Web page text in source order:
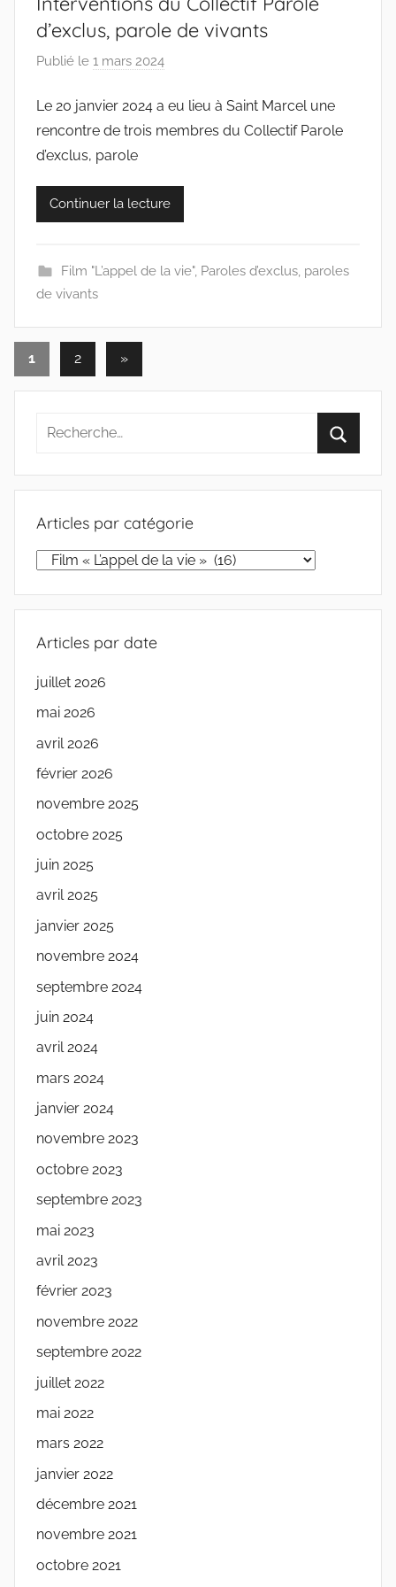
d’exclus, parole de vivants
Publié le 1 mars 2024
r
c
l
e
t
Le 20 janvier 2024 a eu lieu à Saint Marcel une
rencontre de trois membres du Collectif Parole
d’exclus, parole
Continuer la lecture
Film "L’appel de la vie", Paroles d’exclus, paroles
de vivants
Pagination
des
publications
1 2
Articles
suivants
»
Articles par catégorie
Articles
catégorie
Articles par date
juillet 2026
mai 2026
avril 2026
février 2026
novembre 2025
octobre 2025
juin 2025
avril 2025
janvier 2025
novembre 2024
septembre 2024
juin 2024
avril 2024
mars 2024
janvier 2024
novembre 2023
octobre 2023
septembre 2023
mai 2023
avril 2023
février 2023
novembre 2022
septembre 2022
juillet 2022
mai 2022
mars 2022
janvier 2022
décembre 2021
novembre 2021
octobre 2021